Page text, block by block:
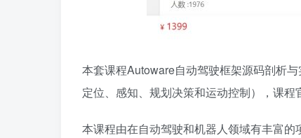
本套课程Autoware自动驾驶框架源码剖析
定位、感知、规划决策和运动控制），课程
本课程由在自动驾驶和机器人领域有丰富